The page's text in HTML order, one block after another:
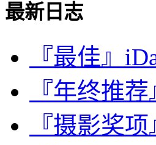
最新日志
『最佳』
『年终推
『摄影奖